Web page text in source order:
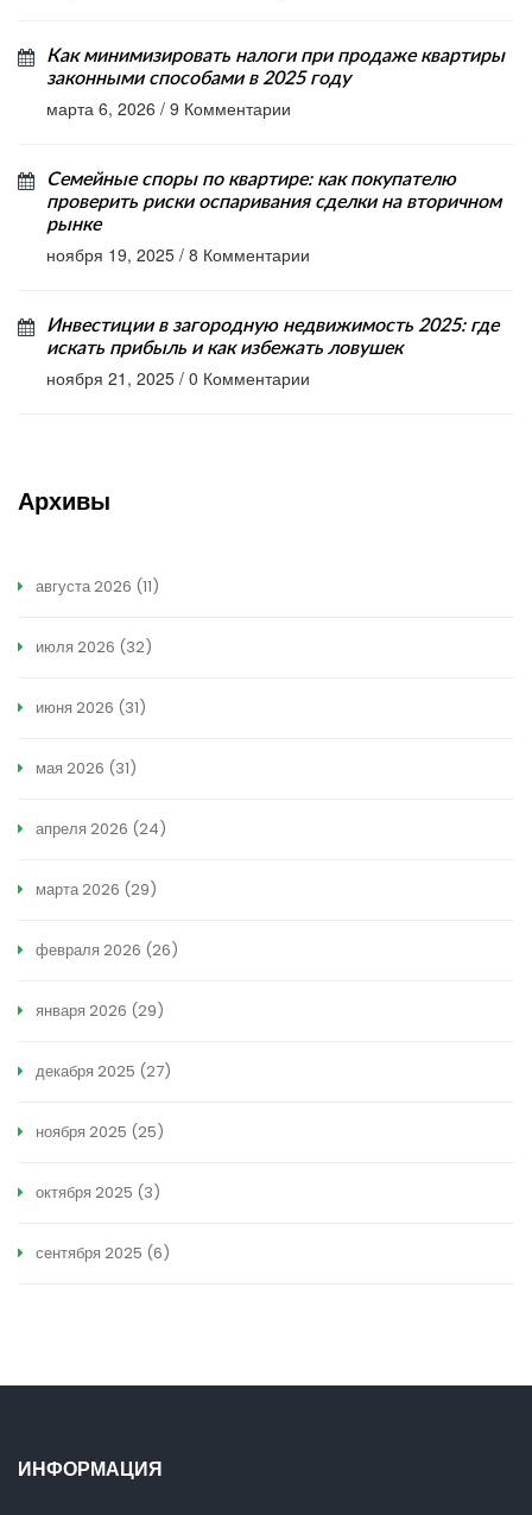
Как минимизировать налоги при продаже квартиры
законными способами в 2025 году
марта 6, 2026 / 9 Комментарии
Семейные споры по квартире: как покупателю
проверить риски оспаривания сделки на вторичном
рынке
ноября 19, 2025 / 8 Комментарии
Инвестиции в загородную недвижимость 2025: где
искать прибыль и как избежать ловушек
ноября 21, 2025 / 0 Комментарии
Архивы
августа 2026 (11)
июля 2026 (32)
июня 2026 (31)
мая 2026 (31)
апреля 2026 (24)
марта 2026 (29)
февраля 2026 (26)
января 2026 (29)
декабря 2025 (27)
ноября 2025 (25)
октября 2025 (3)
сентября 2025 (6)
ИНФОРМАЦИЯ